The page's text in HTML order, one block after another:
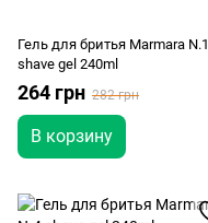
Гель для бритья Marmara N.1
shave gel 240ml
264 грн 282 грн
В корзину